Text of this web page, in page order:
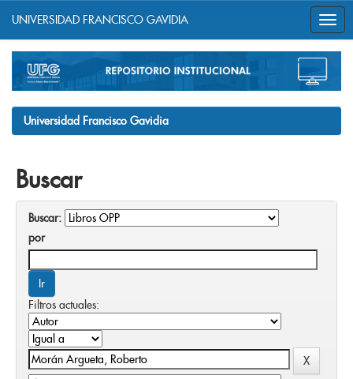
navigation
UNIVERSIDAD FRANCISCO GAVIDIA
Universidad Francisco Gavidia
Buscar
Buscar:
por
Filtros actuales: